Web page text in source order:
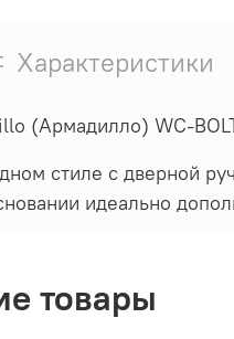
Характеристики
(Армадилло) WC-
стиле с дверной
идеально
товары